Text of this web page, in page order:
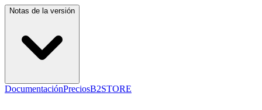
Notas de la versión
DocumentaciónPreciosB2STORE